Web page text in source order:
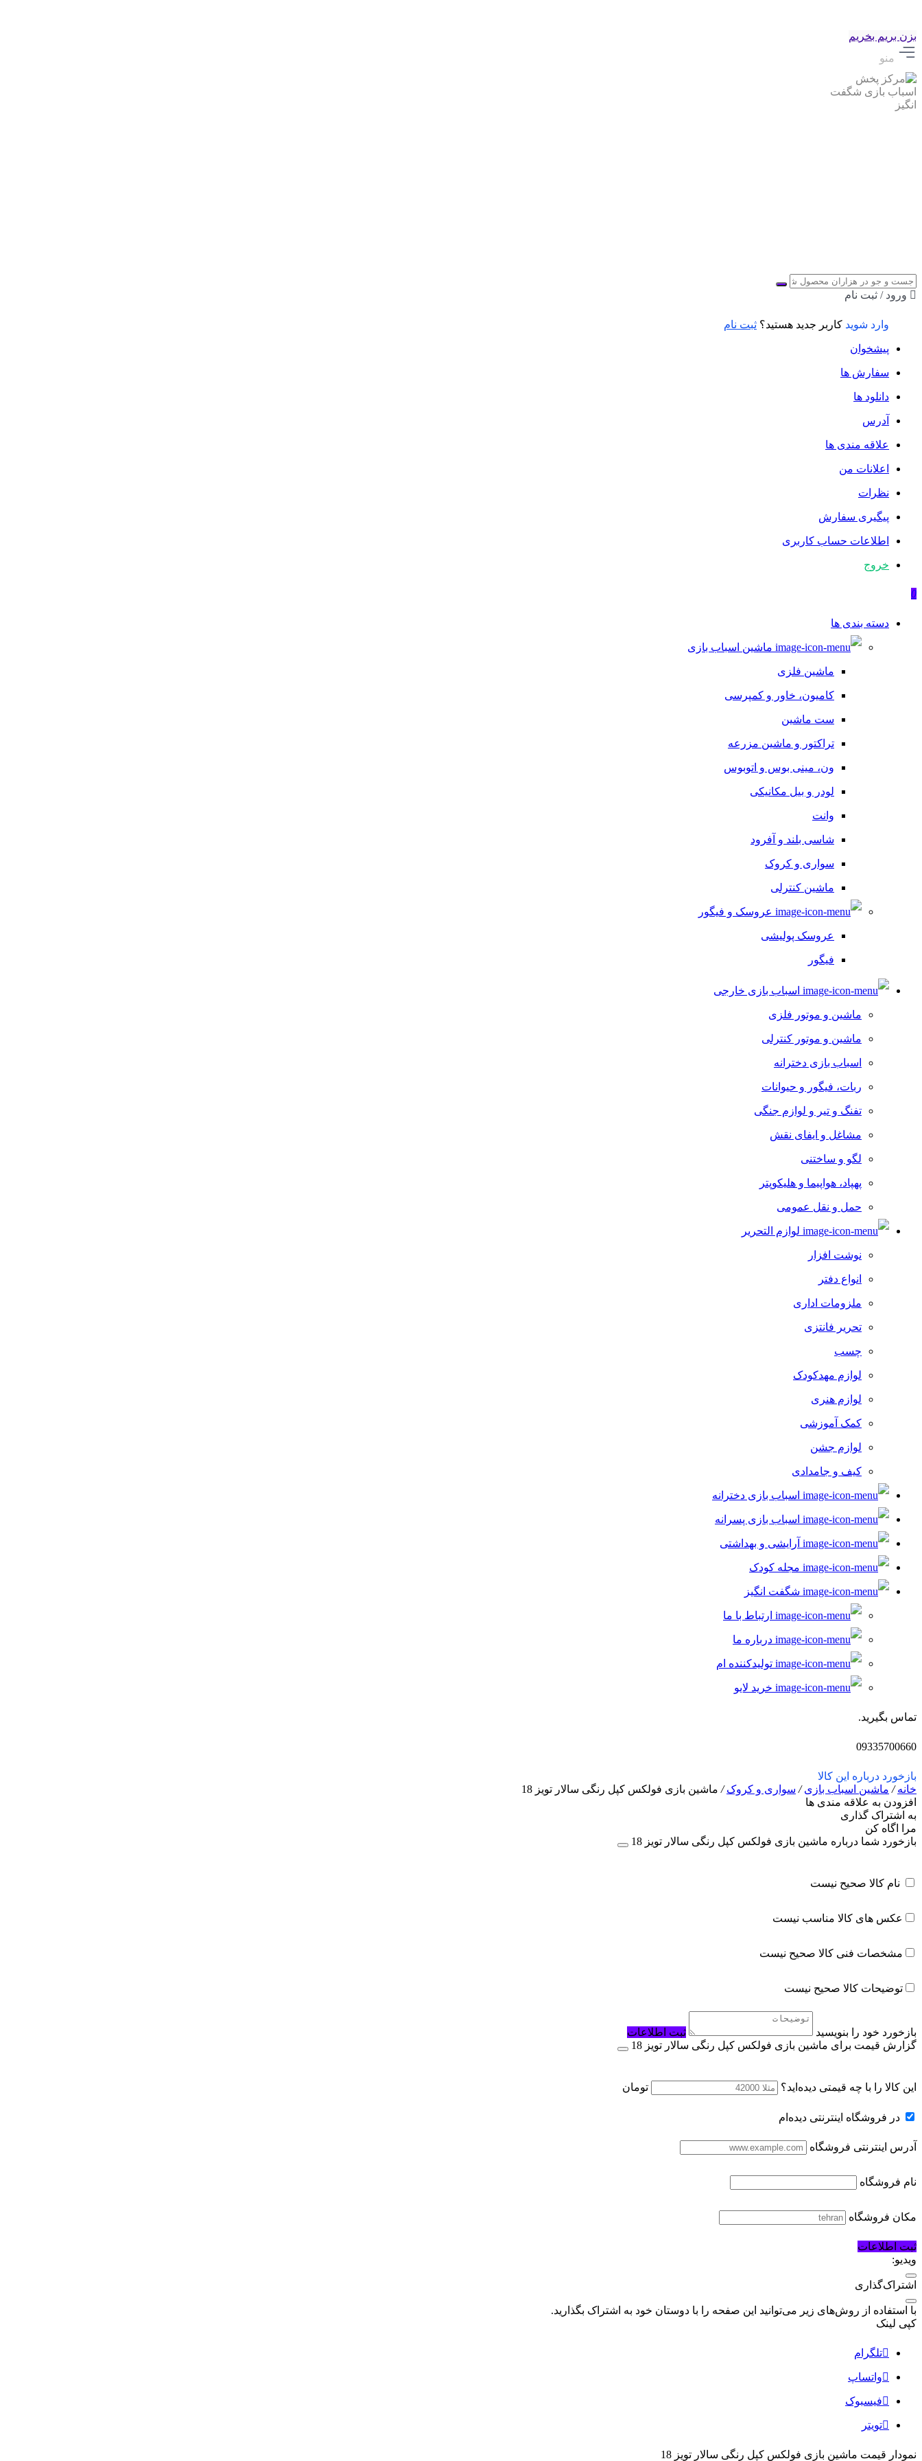
بزن بریم بخریم
منو
ورود / ثبت نام
وارد شوید کاربر جدید هستید؟ ثبت نام
پیشخوان
سفارش ها
دانلود ها
آدرس
علاقه مندی ها
اعلانات من
نظرات
پیگیری سفارش
اطلاعات حساب كاربری
خروج
0
دسته بندی ها
ماشین اسباب بازی
ماشین فلزی
کامیون، خاور و کمپرسی
ست ماشین
تراکتور و ماشین مزرعه
ون، مینی بوس و اتوبوس
لودر و بیل مکانیکی
وانت
شاسی بلند و آفرود
سواری و کروک
ماشین کنترلی
عروسک و فیگور
عروسک پولیشی
فیگور
ربات اسباب بازی
حیوانات و دایناسور
آویز و جاسوئیچی کودک
ست آشپزخانه
ست اتاق خواب
ست پیک نیک
ست نظافت
سیسمونی عروسک
لوازم ورزشی
بازی های ورزشی
تجهیزات ایروبیک و تناسب اندام
اسکیت کفشی و اسکیت بورد
گوی، چراغ خواب و دکوری
موتور بازی
موتور سیکلت
سه چرخه و راکر
موتور کنترلی
حمل و نقل عمومی
قطار و لوکوموتیو
ست حمل و نقل
کشتی، قایق و زیر دریایی
لگو
ابزار شوخی و سرگرمی
ایفای نقش و شخصیت ها
بازی آموزشی و مهارتی
بازی فکری
تفنگ، تیر و لوازم جنگی
اسباب بازی جنگی
اسباب بازی الکترونیکی
اسباب بازی خارجی
ماشین و موتور فلزی
ماشین و موتور کنترلی
اسباب بازی دخترانه
ربات، فیگور و حیوانات
تفنگ و تیر و لوازم جنگی
مشاغل و ایفای نقش
لگو و ساختنی
پهپاد، هواپیما و هلیکوپتر
حمل و نقل عمومی
لوازم التحریر
نوشت افزار
انواع دفتر
ملزومات اداری
تحریر فانتزی
چسب
لوازم مهدکودک
لوازم هنری
کمک آموزشی
لوازم جشن
کیف و جامدادی
اسباب بازی دخترانه
اسباب بازی پسرانه
آرایشی و بهداشتی
مجله کودک
شگفت انگیز
ارتباط با ما
درباره ما
تولیدکننده ام
خرید لایو
تماس بگیرید.
09335700660
بازخورد درباره این کالا
خانه/ ماشین اسباب بازی/ سواری و کروک/ ماشین بازی فولکس کپل رنگی سالار تویز 18
افزودن به علاقه مندی ها
به اشتراک گذاری
مرا اگاه کن
بازخورد شما درباره ماشین بازی فولکس کپل رنگی سالار تویز 18
نام کالا صحیح نیست
عکس های کالا مناسب نیست
مشخصات فنی کالا صحیح نیست
توضیحات کالا صحیح نیست
بازخورد خود را بنویسید
ثبت اطلاعات
گزارش قیمت برای ماشین بازی فولکس کپل رنگی سالار تویز 18
این کالا را با چه قیمتی دیده‌اید؟ تومان
در فروشگاه اینترنتی دیده‌ام
آدرس اینترنتی فروشگاه
نام فروشگاه
مکان فروشگاه
ثبت اطلاعات
ویدیو:
اشتراک‌گذاری
با استفاده از روش‌های زیر می‌توانید این صفحه را با دوستان خود به اشتراک بگذارید.
کپی لینک
تلگرام
واتساپ
فیسبوک
تویتر
نمودار قیمت ماشین بازی فولکس کپل رنگی سالار تویز 18